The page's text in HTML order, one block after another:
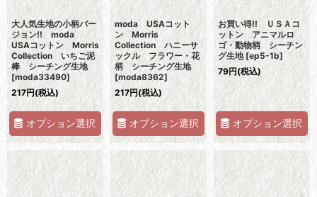
大人気生地の小柄バー
ジョン!! moda
USAコットン Morris
Collection いちご泥
棒 シーチング生地
[moda33490]
217円(税込)
オプション選択
moda USAコット
ン Morris
Collection ハニーサ
ックル フラワー・花
柄 シーチング生地
[moda8362]
217円(税込)
オプション選択
お買い得!! ＵＳＡコ
ットン アニマルロ
ゴ・動物柄 シーチン
グ生地 [ep5-1b]
79円(税込)
オプション選択